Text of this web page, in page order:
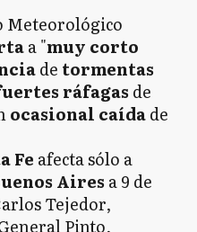
Meteorológico
a "muy corto
de tormentas
ráfagas de
ocasional caídade
Fe afecta sólo a
Aires a 9 de
Tejedor,
Pinto,